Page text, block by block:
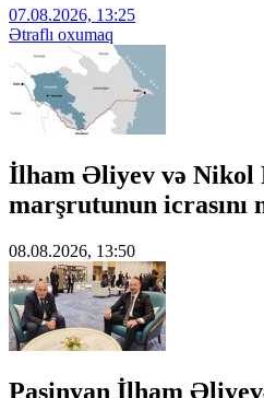
07.08.2026, 13:25
Ətraflı oxumaq
İlham Əliyev və Nikol
marşrutunun icrasını
08.08.2026, 13:50
Paşinyan İlham